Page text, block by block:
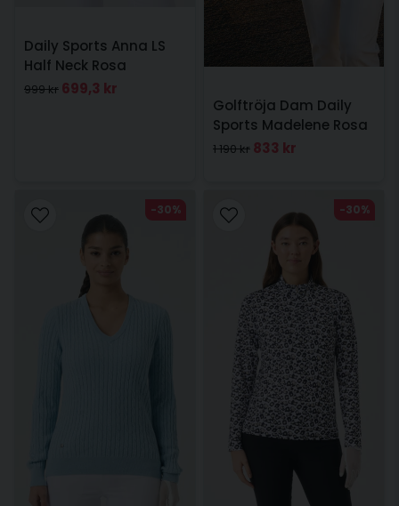
Daily Sports Anna LS
Half Neck Rosa
999 kr 699,3 kr
Golftröja Dam Daily
Sports Madelene Rosa
1 190 kr 833 kr
-30% -30%